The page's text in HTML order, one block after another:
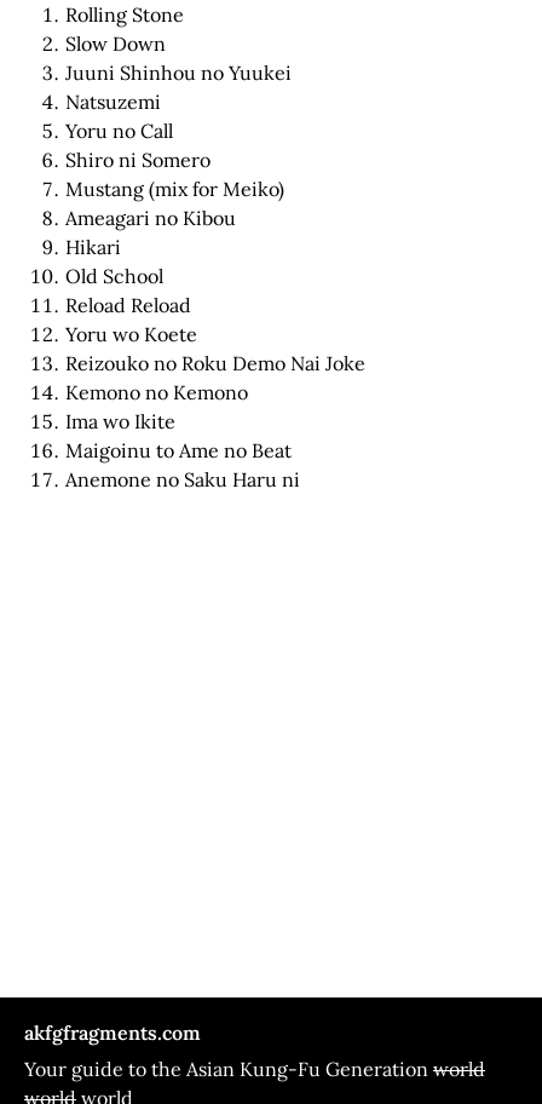
Rolling Stone
Slow Down
Juuni Shinhou no Yuukei
Natsuzemi
Yoru no Call
Shiro ni Somero
Mustang (mix for Meiko)
Ameagari no Kibou
Hikari
Old School
Reload Reload
Yoru wo Koete
Reizouko no Roku Demo Nai Joke
Kemono no Kemono
Ima wo Ikite
Maigoinu to Ame no Beat
Anemone no Saku Haru ni
akfgfragments.com
Your guide to the Asian Kung-Fu Generation world
world world